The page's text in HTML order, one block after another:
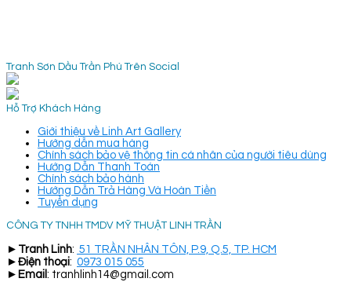
Tranh Sơn Dầu Trần Phú Trên Social
Hỗ Trợ Khách Hàng
Giới thiệu về Linh Art Gallery
Hướng dẫn mua hàng
Chính sách bảo vệ thông tin cá nhân của người tiêu dùng
Hướng Dẫn Thanh Toán
Chính sách bảo hành
Hướng Dẫn Trả Hàng Và Hoàn Tiền
Tuyển dụng
CÔNG TY TNHH TMDV MỸ THUẬT LINH TRẦN
► Tranh Linh: 51 TRẦN NHÂN TÔN, P.9, Q.5, TP. HCM
► Điện thoại: 0973 015 055
► Email : tranhlinh14@gmail.com